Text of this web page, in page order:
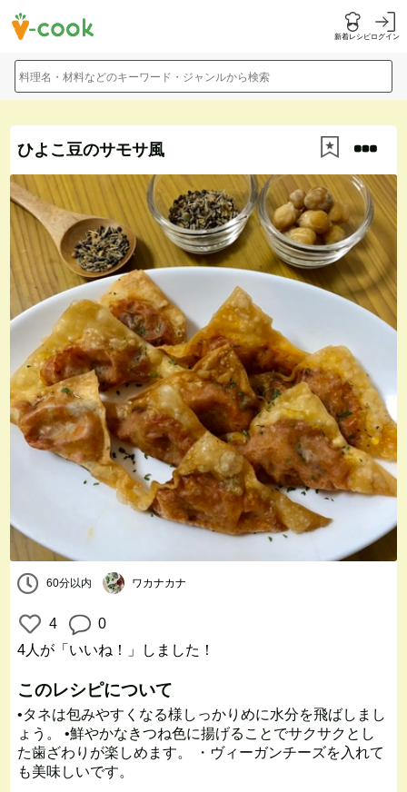
新着レシピログイン
料理名・材料などのキーワード・ジャンルから検索
ひよこ豆のサモサ風
60分以内 ワカナカナ
4
0
4人 が「いいね！」しました！
このレシピについて
•タネは包みやすくなる様しっかりめに水分を飛ばしまし
ょう。 •鮮やかなきつね色に揚げることでサクサクとし
た歯ざわりが楽しめます。 ・ヴィーガンチーズを入れて
も美味しいです。